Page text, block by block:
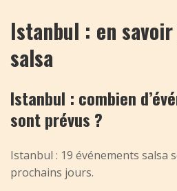
Istanbul : en
salsa
Istanbul : combien
sont prévus ?
Istanbul : 19 événements salsa
prochains jours.